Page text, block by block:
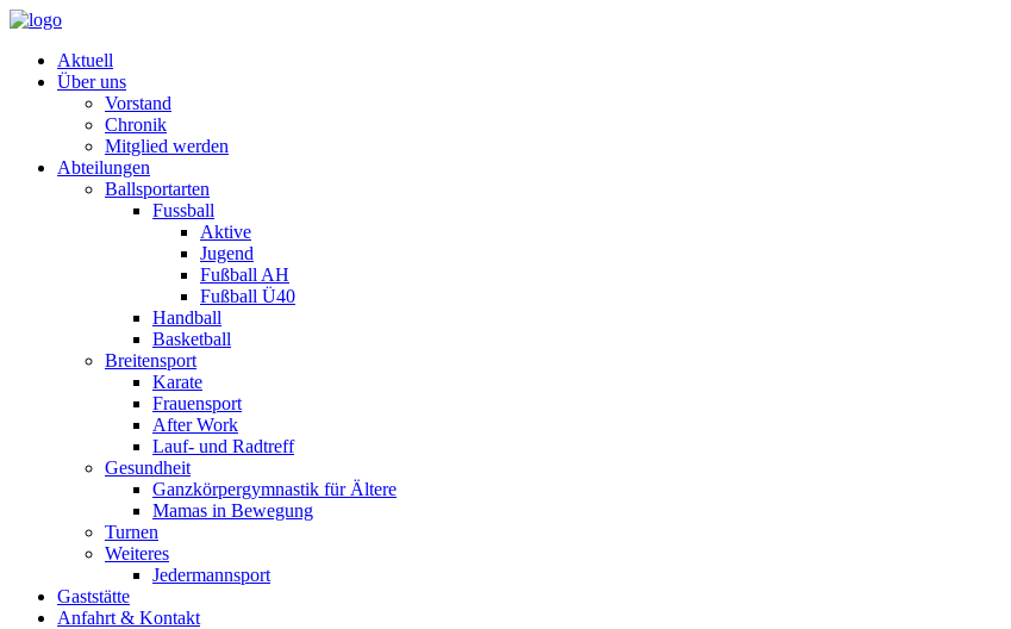
Aktuell
Über uns
Vorstand
Chronik
Mitglied werden
Abteilungen
Ballsportarten
Fussball
Aktive
Jugend
Fußball AH
Fußball Ü40
Handball
Basketball
Breitensport
Karate
Frauensport
After Work
Lauf- und Radtreff
Gesundheit
Ganzkörpergymnastik für Ältere
Mamas in Bewegung
Turnen
Weiteres
Jedermannsport
Gaststätte
Anfahrt & Kontakt